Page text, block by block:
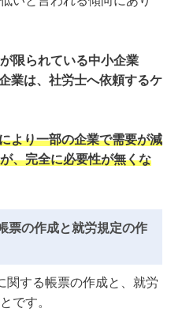
限られている中小企業
業は、社労士へ依頼するケ
より一部の企業で需要が減
、完全に必要性が無くな
票の作成と就労規定の作
関する帳票の作成と、就労
です。